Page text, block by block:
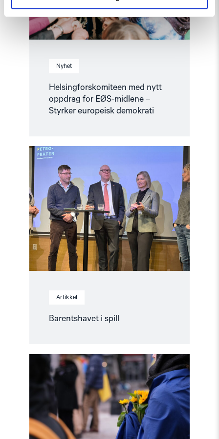
Nyhet
Helsingforskomiteen med nytt
oppdrag for EØS-midlene –
Styrker europeisk demokrati
europeisk
demokrati"
Artikkel
Barentshavet i spill
"Barentshavet
i
spill"
Read
"Stopp
diskriminerende
lovforslag
mot
skeive
Ukraina"